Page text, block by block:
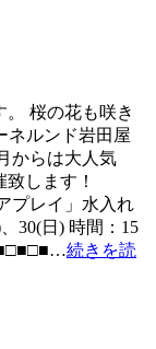
桜の花も咲き
ネルンド岩田屋
からは大人気
します！
レイ」水入れ
30(日) 時間：15
■□■□■…続きを読